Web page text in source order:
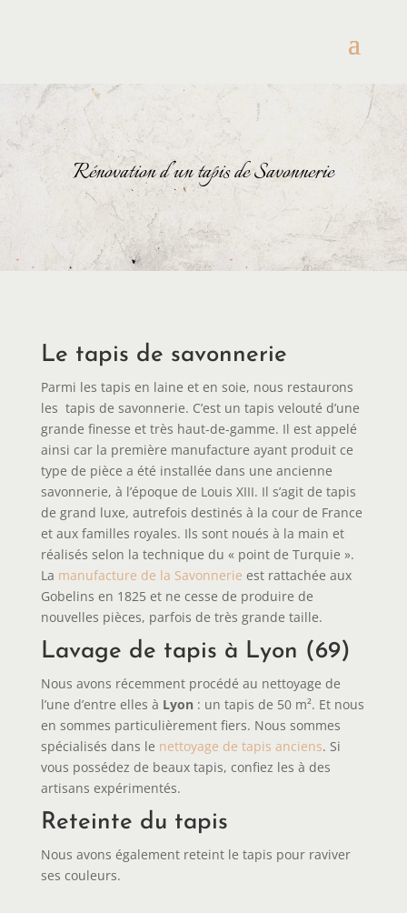
Rénovation d’un tapis de Savonnerie
Le tapis de savonnerie
Parmi les tapis en laine et en soie, nous restaurons
les tapis de savonnerie. C’est un tapis velouté d’une
grande finesse et très haut-de-gamme. Il est appelé
ainsi car la première manufacture ayant produit ce
type de pièce a été installée dans une ancienne
savonnerie, à l’époque de Louis XIII. Il s’agit de tapis
de grand luxe, autrefois destinés à la cour de France
et aux familles royales. Ils sont noués à la main et
réalisés selon la technique du « point de Turquie ».
La manufacture de la Savonnerie est rattachée aux
Gobelins en 1825 et ne cesse de produire de
nouvelles pièces, parfois de très grande taille.
Lavage de tapis à Lyon (69)
Nous avons récemment procédé au nettoyage de
l’une d’entre elles à Lyon : un tapis de 50 m². Et nous
en sommes particulièrement fiers. Nous sommes
spécialisés dans le nettoyage de tapis anciens. Si
vous possédez de beaux tapis, confiez les à des
artisans expérimentés.
Reteinte du tapis
Nous avons également reteint le tapis pour raviver
ses couleurs.